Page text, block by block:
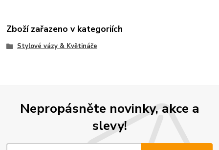
Zboží zařazeno v kategoriích
Stylové vázy & Květináče
Nepropásněte novinky, akce a
slevy!